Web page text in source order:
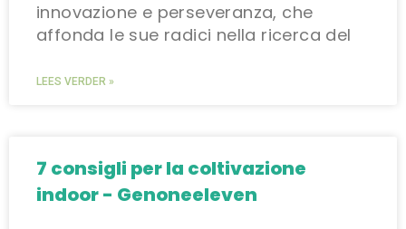
innovazione e perseveranza, che
affonda le sue radici nella ricerca del
LEES VERDER »
7 consigli per la coltivazione
indoor - Genoneeleven